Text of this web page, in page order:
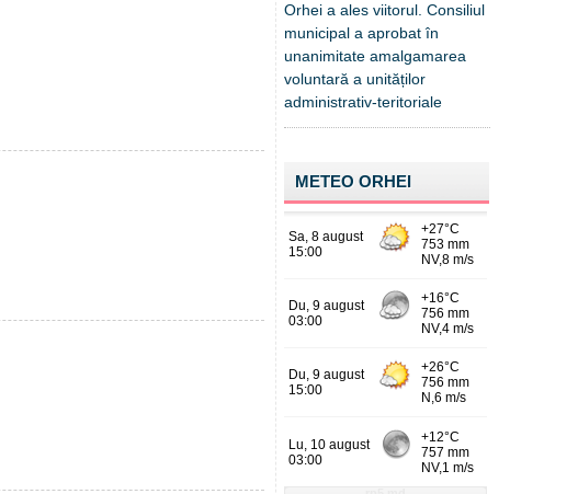
Orhei a ales viitorul. Consiliul
municipal a aprobat în
unanimitate amalgamarea
voluntară a unităților
administrativ-teritoriale
METEO ORHEI